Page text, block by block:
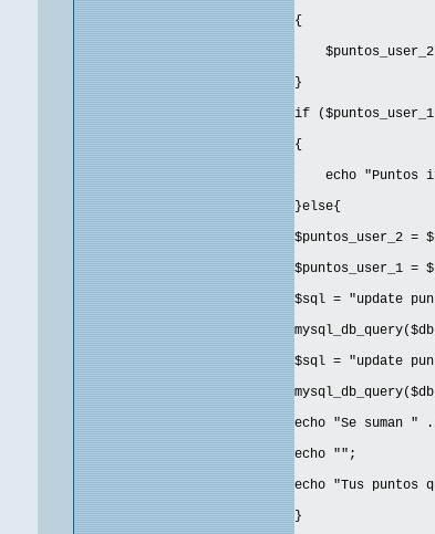
{
$puntos_user_2
}
if ($puntos_user_1
{
echo "Puntos
}else{
$puntos_user_2 =
$puntos_user_1 =
$sql = "update
$sql = "update
echo "Se suman
echo "";
echo "Tus puntos
}